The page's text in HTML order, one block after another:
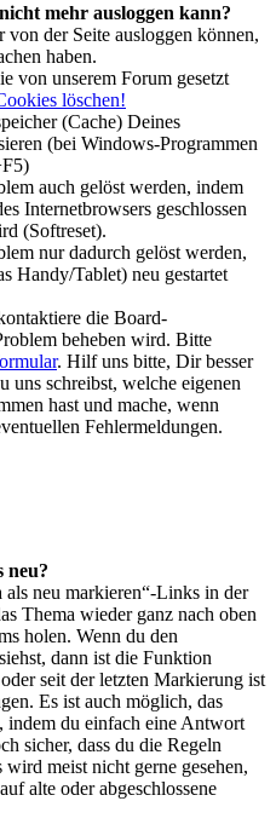
mehr ausloggen kann?
der Seite ausloggen können,
haben.
von unserem Forum gesetzt
löschen!
(Cache) Deines
(bei Windows-Programmen
auch gelöst werden, indem
Internetbrowsers geschlossen
(Softreset).
nur dadurch gelöst werden,
Handy/Tablet) neu gestartet
die Board-
beheben wird. Bitte
. Hilf uns bitte, Dir besser
uns schreibst, welche eigenen
hast und mache, wenn
Fehlermeldungen.
neu?
neu markieren“-Links in der
Thema wieder ganz nach oben
holen. Wenn du den
dann ist die Funktion
seit der letzten Markierung ist
Es ist auch möglich, das
indem du einfach eine Antwort
sicher, dass du die Regeln
wird meist nicht gerne gesehen,
alte oder abgeschlossene